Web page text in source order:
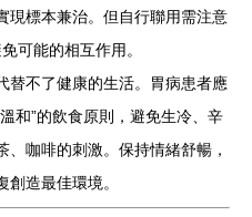
現標本兼治。但自行聯用需注意
可能的相互作用。
替不了健康的生活。胃病患者應
和”的飲食原則，避免生冷、辛
咖啡的刺激。保持情緒舒暢，
造最佳環境。